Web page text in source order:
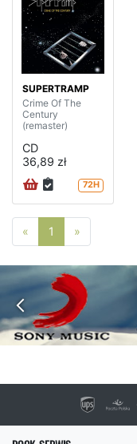
SUPERTRAMP
Crime Of The
Century
(remaster)
CD
36,89 zł
72H
« Poprzednia strona
1 »